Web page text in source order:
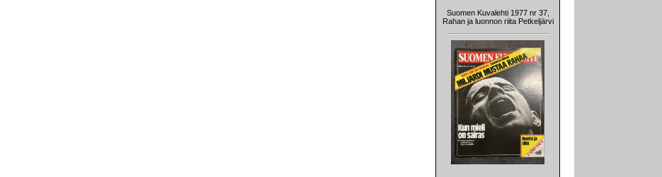
Suomen Kuvalehti 1977 nr 37,
Rahan ja luonnon riita Petkeljärvi